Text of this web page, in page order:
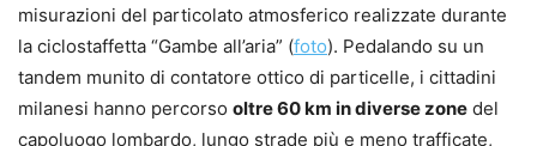
misurazioni del particolato atmosferico realizzate durante
la ciclostaffetta “Gambe all’aria” (foto). Pedalando su un
tandem munito di contatore ottico di particelle, i cittadini
milanesi hanno percorso oltre 60 km in diverse zone del
capoluogo lombardo, lungo strade più e meno trafficate,